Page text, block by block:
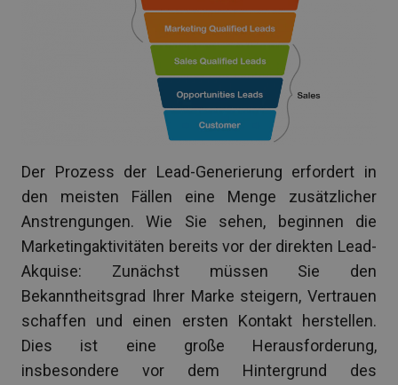
Der Prozess der Lead-Generierung erfordert in
den meisten Fällen eine Menge zusätzlicher
Anstrengungen. Wie Sie sehen, beginnen die
Marketingaktivitäten bereits vor der direkten Lead-
Akquise: Zunächst müssen Sie den
Bekanntheitsgrad Ihrer Marke steigern, Vertrauen
schaffen und einen ersten Kontakt herstellen.
Dies ist eine große Herausforderung,
insbesondere vor dem Hintergrund des